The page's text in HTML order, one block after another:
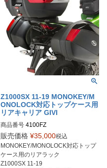
Z1000SX 11-19 MONOKEY/M
ONOLOCK対応トップケース用
リアキャリア GIVI
商品番号 4100FZ
販売価格 ¥35,000税込
MONOKEY/MONOLOCK対応トップ
ケース用のリアラック
Z1000SX 11-19